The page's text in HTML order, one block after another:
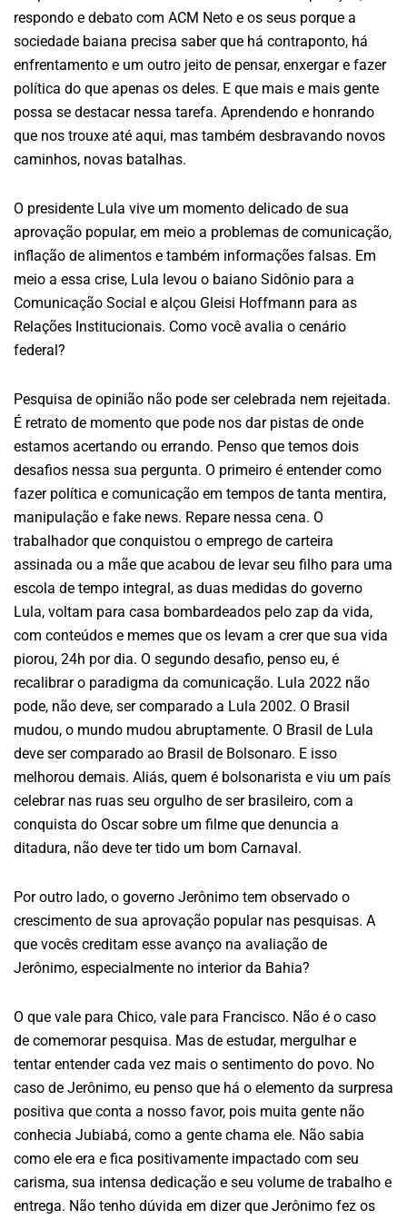
respondo e debato com ACM Neto e os seus porque a
sociedade baiana precisa saber que há contraponto, há
enfrentamento e um outro jeito de pensar, enxergar e fazer
política do que apenas os deles. E que mais e mais gente
possa se destacar nessa tarefa. Aprendendo e honrando
que nos trouxe até aqui, mas também desbravando novos
caminhos, novas batalhas.
O presidente Lula vive um momento delicado de sua
aprovação popular, em meio a problemas de comunicação,
inflação de alimentos e também informações falsas. Em
meio a essa crise, Lula levou o baiano Sidônio para a
Comunicação Social e alçou Gleisi Hoffmann para as
Relações Institucionais. Como você avalia o cenário
federal?
Pesquisa de opinião não pode ser celebrada nem rejeitada.
É retrato de momento que pode nos dar pistas de onde
estamos acertando ou errando. Penso que temos dois
desafios nessa sua pergunta. O primeiro é entender como
fazer política e comunicação em tempos de tanta mentira,
manipulação e fake news. Repare nessa cena. O
trabalhador que conquistou o emprego de carteira
assinada ou a mãe que acabou de levar seu filho para uma
escola de tempo integral, as duas medidas do governo
Lula, voltam para casa bombardeados pelo zap da vida,
com conteúdos e memes que os levam a crer que sua vida
piorou, 24h por dia. O segundo desafio, penso eu, é
recalibrar o paradigma da comunicação. Lula 2022 não
pode, não deve, ser comparado a Lula 2002. O Brasil
mudou, o mundo mudou abruptamente. O Brasil de Lula
deve ser comparado ao Brasil de Bolsonaro. E isso
melhorou demais. Aliás, quem é bolsonarista e viu um país
celebrar nas ruas seu orgulho de ser brasileiro, com a
conquista do Oscar sobre um filme que denuncia a
ditadura, não deve ter tido um bom Carnaval.
Por outro lado, o governo Jerônimo tem observado o
crescimento de sua aprovação popular nas pesquisas. A
que vocês creditam esse avanço na avaliação de
Jerônimo, especialmente no interior da Bahia?
O que vale para Chico, vale para Francisco. Não é o caso
de comemorar pesquisa. Mas de estudar, mergulhar e
tentar entender cada vez mais o sentimento do povo. No
caso de Jerônimo, eu penso que há o elemento da surpresa
positiva que conta a nosso favor, pois muita gente não
conhecia Jubiabá, como a gente chama ele. Não sabia
como ele era e fica positivamente impactado com seu
carisma, sua intensa dedicação e seu volume de trabalho e
entrega. Não tenho dúvida em dizer que Jerônimo fez os